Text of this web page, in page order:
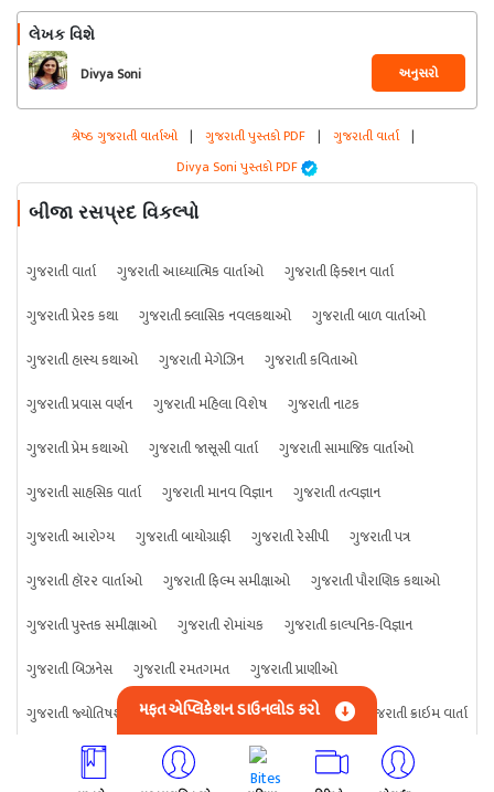
લેખક વિશે
Divya Soni અનુસરો
શ્રેષ્ઠ ગુજરાતી વાર્તાઓ | ગુજરાતી પુસ્તકો PDF | ગુજરાતી વાર્તા |
Divya Soni પુસ્તકો PDF
બીજા રસપ્રદ વિકલ્પો
ગુજરાતી વાર્તા ગુજરાતી આધ્યાત્મિક વાર્તાઓ
ગુજરાતી ફિક્શન વાર્તા
ગુજરાતી પ્રેરક કથા
ગુજરાતી ક્લાસિક નવલકથાઓ
ગુજરાતી બાળ વાર્તાઓ
ગુજરાતી હાસ્ય કથાઓ
ગુજરાતી મેગેઝિન
ગુજરાતી કવિતાઓ
ગુજરાતી પ્રવાસ વર્ણન
ગુજરાતી મહિલા વિશેષ
ગુજરાતી નાટક
ગુજરાતી પ્રેમ કથાઓ
ગુજરાતી જાસૂસી વાર્તા
ગુજરાતી સામાજિક વાર્તાઓ
ગુજરાતી સાહસિક વાર્તા
ગુજરાતી માનવ વિજ્ઞાન
ગુજરાતી તત્વજ્ઞાન
ગુજરાતી આરોગ્ય
ગુજરાતી બાયોગ્રાફી ગુજરાતી રેસીપી
ગુજરાતી પત્ર
ગુજરાતી હૉરર વાર્તાઓ
ગુજરાતી ફિલ્મ સમીક્ષાઓ
ગુજરાતી પૌરાણિક કથાઓ
ગુજરાતી પુસ્તક સમીક્ષાઓ
ગુજરાતી રોમાંચક
ગુજરાતી કાલ્પનિક-વિજ્ઞાન
ગુજરાતી બિઝનેસ
ગુજરાતી રમતગમત
ગુજરાતી પ્રાણીઓ
ગુજરાતી જ્યોતિષશાસ્ત્ર
ગુજરાતી વિજ્ઞાન ગુજરાતી કંઈપણ ગુજરાતી ક્રાઇમ વાર્તા
મફત એપ્લિકેશન ડાઉનલોડ કરો